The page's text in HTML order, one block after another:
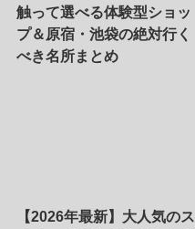
触って選べる体験型ショッ
プ＆原宿・池袋の絶対行く
べき名所まとめ
【2026年最新】大人気のス